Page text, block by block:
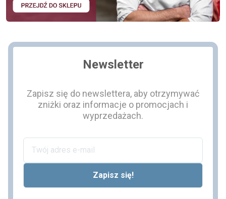
Newsletter
Zapisz się do newslettera, aby otrzymywać
zniżki oraz informacje o promocjach i
wyprzedażach.